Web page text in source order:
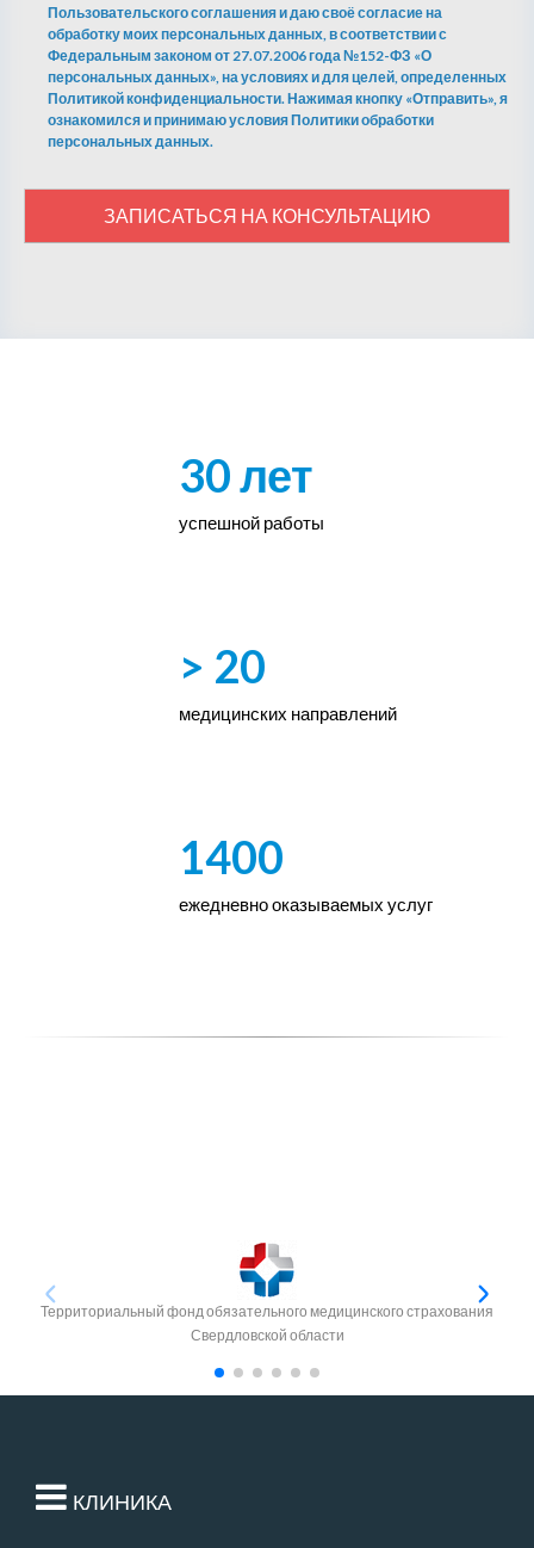
Пользовательского соглашения и даю своё согласие на
обработку моих персональных данных, в соответствии с
Федеральным законом от 27.07.2006 года №152-ФЗ «О
персональных данных», на условиях и для целей, определенных
Политикой конфиденциальности. Нажимая кнопку «Отправить», я
ознакомился и принимаю условия Политики обработки
персональных данных.
ЗАПИСАТЬСЯ НА КОНСУЛЬТАЦИЮ
30 лет
успешной работы
> 20
медицинских направлений
1400
ежедневно оказываемых услуг
Территориальный фонд обязательного медицинского страхования
Свердловской области
КЛИНИКА